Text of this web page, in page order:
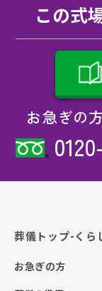
この式
お急ぎの
葬儀トップ-くら
お急ぎの方